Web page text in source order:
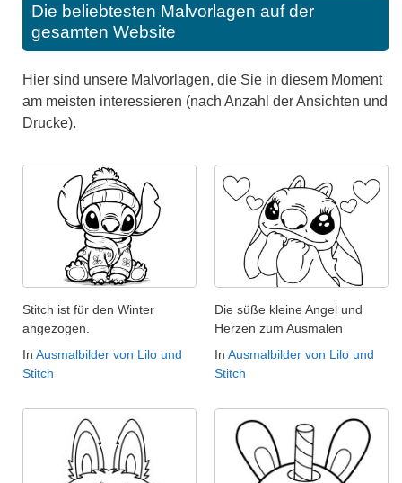
Die beliebtesten Malvorlagen auf der
gesamten Website
Hier sind unsere Malvorlagen, die Sie in diesem Moment
am meisten interessieren (nach Anzahl der Ansichten und
Drucke).
Stitch ist für den Winter
angezogen.
In Ausmalbilder von Lilo und
Stitch
Die süße kleine Angel und
Herzen zum Ausmalen
In Ausmalbilder von Lilo und
Stitch